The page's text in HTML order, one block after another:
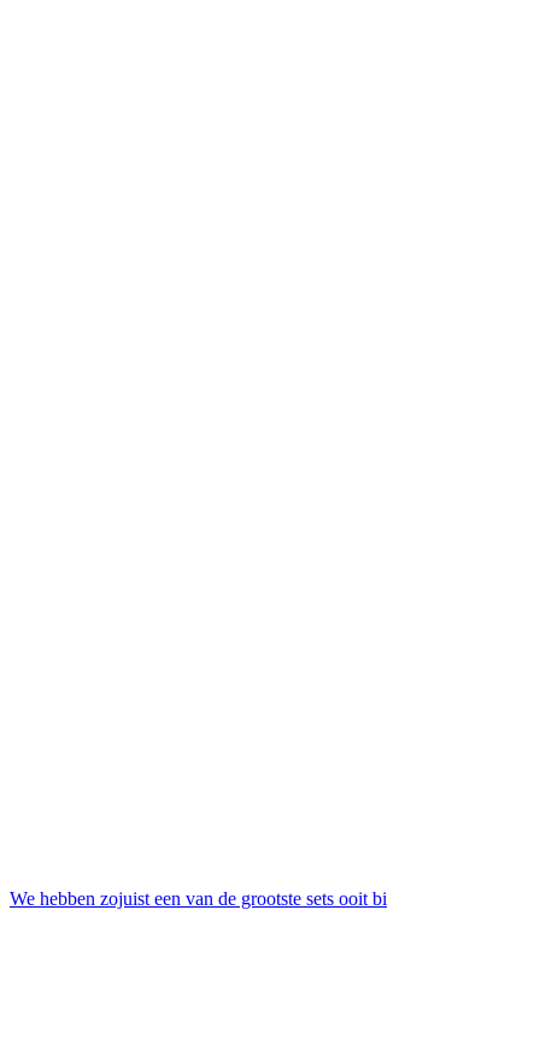
We hebben zojuist een van de grootste sets ooit bi